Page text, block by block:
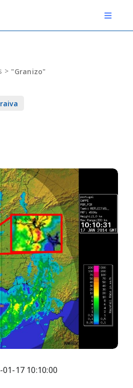
Toggle
Login
"Granizo"
17 10:10:00